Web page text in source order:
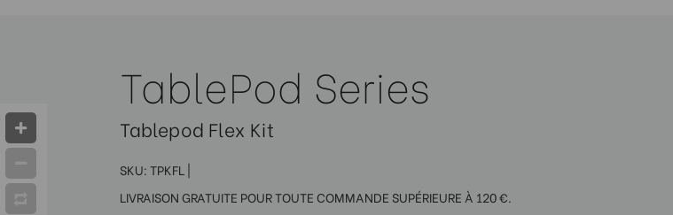
TablePod Series
Tablepod Flex Kit
SKU: TPKFL |
LIVRAISON GRATUITE POUR TOUTE COMMANDE SUPÉRIEURE À 120 €.